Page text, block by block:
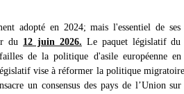
adopté en 2024; mais l'essentiel de ses
du 12 juin 2026. Le paquet législatif
de la politique d'asile européenne
vise à réformer la politique
un consensus des pays de l’Union